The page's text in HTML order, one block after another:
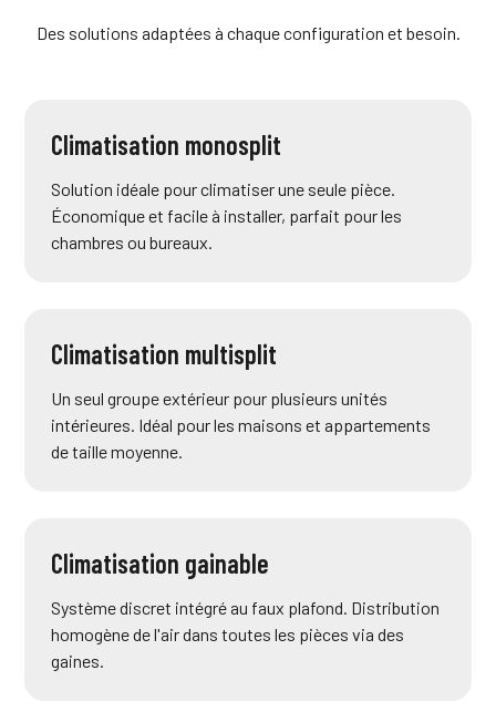
Des solutions adaptées à chaque configuration et besoin.
Climatisation monosplit
Solution idéale pour climatiser une seule pièce.
Économique et facile à installer, parfait pour les
chambres ou bureaux.
Climatisation multisplit
Un seul groupe extérieur pour plusieurs unités
intérieures. Idéal pour les maisons et appartements
de taille moyenne.
Climatisation gainable
Système discret intégré au faux plafond. Distribution
homogène de l'air dans toutes les pièces via des
gaines.